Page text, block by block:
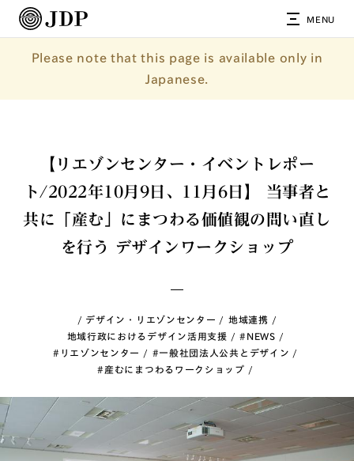
MENU
Please note that this page is available only in
Japanese.
【リエゾンセンター・イベントレポー
ト/2022年10月9日、11月6日】 当事者と
共に「産む」にまつわる価値観の問い直し
を行う デザインワークショップ
デザイン・リエゾンセンター
地域連携
地域行政におけるデザイン活用支援
#NEWS
#リエゾンセンター
#一般社団法人公共とデザイン
#産むにまつわるワークショップ